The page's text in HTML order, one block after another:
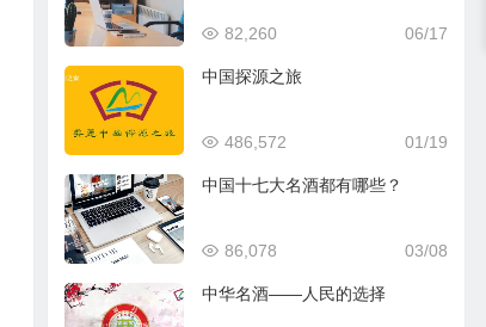
06/17
82,260
中国探源之旅
01/19
486,572
中国十七大名酒都有哪些？
03/08
86,078
中华名酒——人民的选择